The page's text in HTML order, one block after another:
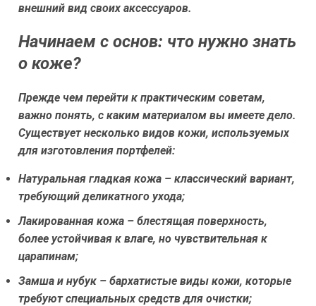
внешний вид своих аксессуаров.
Начинаем с основ: что нужно знать
о коже?
Прежде чем перейти к практическим советам,
важно понять, с каким материалом вы имеете дело.
Существует несколько видов кожи, используемых
для изготовления портфелей:
Натуральная гладкая кожа – классический вариант,
требующий деликатного ухода;
Лакированная кожа – блестящая поверхность,
более устойчивая к влаге, но чувствительная к
царапинам;
Замша и нубук – бархатистые виды кожи, которые
требуют специальных средств для очистки;